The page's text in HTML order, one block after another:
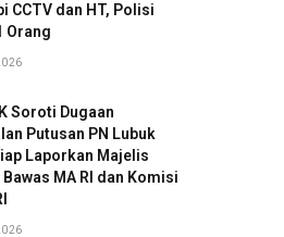
CCTV dan HT, Polisi
Orang
Soroti Dugaan
Putusan PN Lubuk
Laporkan Majelis
MA RI dan Komisi